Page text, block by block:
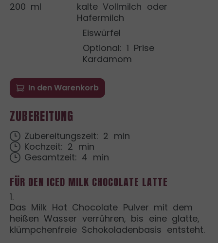
200 ml
kalte Vollmilch oder
Hafermilch
Eiswürfel
Optional: 1 Prise
Kardamom
In den Warenkorb
ZUBEREITUNG
Zubereitungszeit: 2 min
Kochzeit: 2 min
Gesamtzeit: 4 min
FÜR DEN ICED MILK CHOCOLATE LATTE
1.
Das Milk Hot Chocolate Pulver mit dem
heißen Wasser verrühren, bis eine glatte,
klümpchenfreie Schokoladenbasis entsteht.